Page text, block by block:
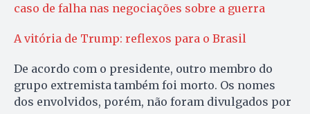
caso de falha nas negociações sobre a guerra
A vitória de Trump: reflexos para o Brasil
De acordo com o presidente, outro membro do
grupo extremista também foi morto. Os nomes
dos envolvidos, porém, não foram divulgados por